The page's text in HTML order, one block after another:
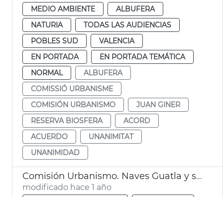
MEDIO AMBIENTE
ALBUFERA
NATURIA
TODAS LAS AUDIENCIAS
POBLES SUD
VALENCIA
EN PORTADA
EN PORTADA TEMÁTICA
NORMAL
ALBUFERA
COMISSIÓ URBANISME
COMISIÓN URBANISMO
JUAN GINER
RESERVA BIOSFERA
ACORD
ACUERDO
UNANIMITAT
UNANIMIDAD
Comisión Urbanismo. Naves Guatla y seguridad edificios
modificado hace 1 año